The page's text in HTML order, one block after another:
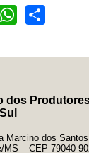
WhatsApp
dos
Marcino dos
MS – CEP 79040-